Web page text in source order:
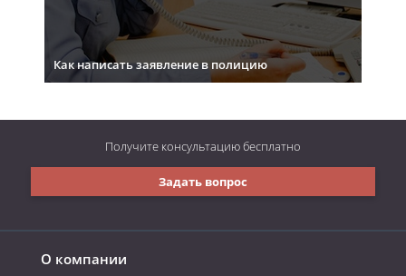
Как написать заявление в полицию
О компании
Задать вопрос
Получите консультациюбесплатно